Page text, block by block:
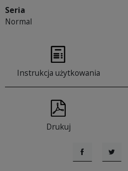
Seria
Normal
Instrukcja użytkowania
Drukuj
Udostępnij